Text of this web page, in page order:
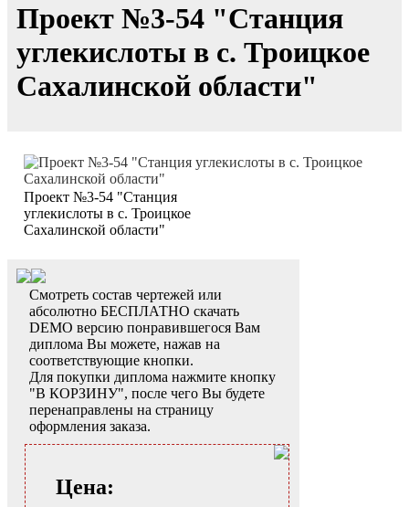
Проект №3-54 "Станция
углекислоты в с. Троицкое
Сахалинской области"
Проект №3-54 "Станция
углекислоты в с. Троицкое
Сахалинской области"
Смотреть состав чертежей или
абсолютно БЕСПЛАТНО скачать
DEMO версию понравившегося Вам
диплома Вы можете, нажав на
соответствующие кнопки.
Для покупки диплома нажмите кнопку
"В КОРЗИНУ", после чего Вы будете
перенаправлены на страницу
оформления заказа.
Цена: